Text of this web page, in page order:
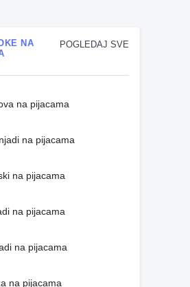
POGLEDAJ SVE
NA
na pijacama
na pijacama
na pijacama
na pijacama
na pijacama
na pijacama